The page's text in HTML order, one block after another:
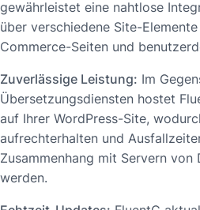
gewährleistet eine nahtlose
über verschiedene Site-
Commerce-Seiten und
Zuverlässige Leistung: Im
Übersetzungsdiensten hostet
auf Ihrer WordPress-Site,
aufrechterhalten und
Zusammenhang mit Servern
werden.